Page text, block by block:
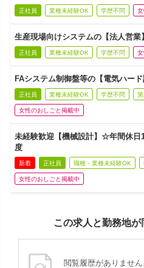
正社員 業種未経験OK 学歴不問
生産現場向けシステムの【法人営業
正社員 業種未経験OK 学歴不問
FAシステム制御盤等の【電気ハー
正社員 業種未経験OK 学歴不問
女性のおしごと掲載中
未経験歓迎【機械設計】☆年間休
度
新着 正社員 職種・業種未経験OK
女性のおしごと掲載中
この求人と勤務地
閲覧履歴がありませ